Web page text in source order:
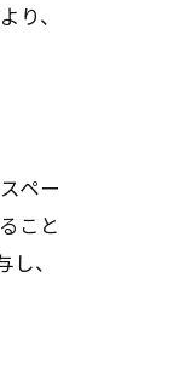
り、
ペー
こと
、